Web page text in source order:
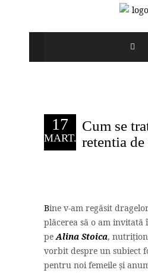
17
MART.
Cum se
retentia de
Bine v-am regăsit
plăcerea să o am invitată
peAlina Stoica,
vorbit despre un subiect
pentru noi femeile și